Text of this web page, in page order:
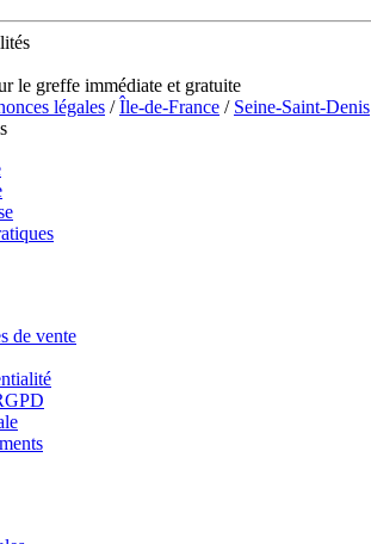
le greffe immédiate et gratuite
légales /Île-de-France / Seine-Saint-Denis
de vente